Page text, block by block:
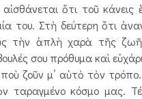
ὅτι τοῦ κάνεις
του. Στὴ δεύτερη ὅτι
τὴν ἁπλὴ χαρὰ τῆς
σου πρόθυμα καὶ
ποὺ ζοῦν μ’ αὐτὸ τὸν
ταραγμένο κόσμο μας.